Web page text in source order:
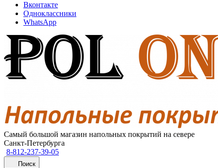
Вконтакте
Одноклассники
WhatsApp
Самый большой магазин напольных покрытий на севере
Санкт-Петербурга
8-812-237-39-05
Поиск